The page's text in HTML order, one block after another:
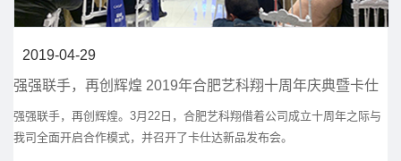
2019-04-29
强强联手，再创辉煌 2019年合肥艺科翔十周年庆典暨卡仕
达新品发布会
强强联手，再创辉煌。3月22日，合肥艺科翔借着公司成立十周年之际与
我司全面开启合作模式，并召开了卡仕达新品发布会。